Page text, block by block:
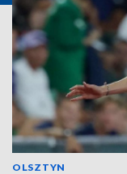
OLSZTYN